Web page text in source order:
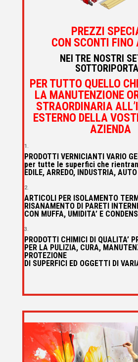
PREZZI
CON SCONTI FINO
NEI TRE NOSTRI
PER TUTTO QUELLO
LA MANUTENZIONE
STRAORDINARIA
ESTERNO DELLA
AZIENDA
PRODOTTI VERNICIANTI VARIO
per tutte le superfici che
EDILE, ARREDO, INDUSTRIA,
ARTICOLI PER ISOLAMENTO
RISANAMENTO DI PARETI
CON MUFFA, UMIDITA’ E
PRODOTTI CHIMICI DI QUALITA’
PER LA PULIZIA, CURA,
PROTEZIONE
DI SUPERFICI ED OGGETTI DI